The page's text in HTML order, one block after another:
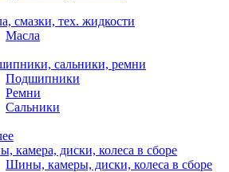
смазки, тех. жидкости
Масла
сальники, ремни
Подшипники
Ремни
Сальники
камера, диски, колеса в сборе
Шины, камеры, диски, колеса в сборе